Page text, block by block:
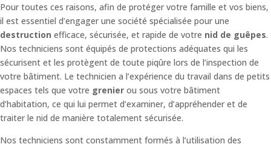
Pour toutes ces raisons, afin de protéger votre famille et vos biens,
il est essentiel d’engager une société spécialisée pour une
destruction efficace, sécurisée, et rapide de votre nid de guêpes.
Nos techniciens sont équipés de protections adéquates qui les
sécurisent et les protègent de toute piqûre lors de l’inspection de
votre bâtiment. Le technicien a l’expérience du travail dans de petits
espaces tels que votre grenier ou sous votre bâtiment
d’habitation, ce qui lui permet d’examiner, d’appréhender et de
traiter le nid de manière totalement sécurisée.
Nos techniciens sont constamment formés à l’utilisation des